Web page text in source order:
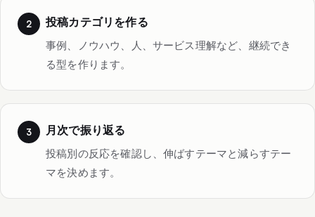
投稿カテゴリを作る
事例、ノウハウ、人、サービス理解など、継続でき
る型を作ります。
月次で振り返る
投稿別の反応を確認し、伸ばすテーマと減らすテー
マを決めます。